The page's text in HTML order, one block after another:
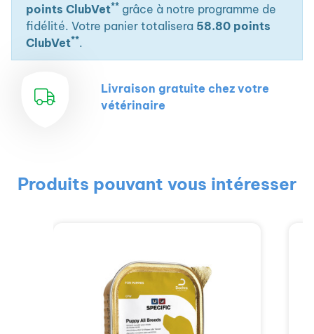
points ClubVet** grâce à notre programme de
fidélité. Votre panier totalisera 58.80 points
ClubVet**.
Livraison gratuite chez votre
vétérinaire
Produits pouvant vous intéresser